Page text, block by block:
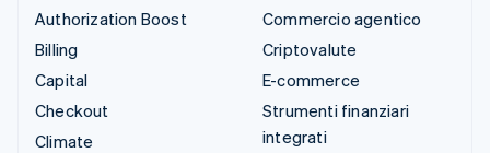
Authorization Boost
Billing
Capital
Checkout
Climate
Commercio agentico
Criptovalute
E-commerce
Strumenti finanziari
integrati